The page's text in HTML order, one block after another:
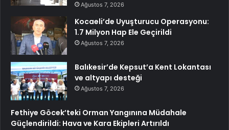
Ağustos 7, 2026
Kocaeli’de Uyuşturucu Operasyonu:
1.7 Milyon Hap Ele Geçirildi
Ağustos 7, 2026
Balıkesir’de Kepsut’a Kent Lokantası
ve altyapı desteği
Ağustos 7, 2026
Fethiye Göcek’teki Orman Yangınına Müdahale
Güçlendirildi: Hava ve Kara Ekipleri Artırıldı